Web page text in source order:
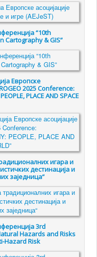
“10th
Cartography & GIS”
Европске
2025 Conference:
PLACE AND SPACE
игара и
дестинација и
заједница“
3rd
Hazards and Risks
Hazard Risk